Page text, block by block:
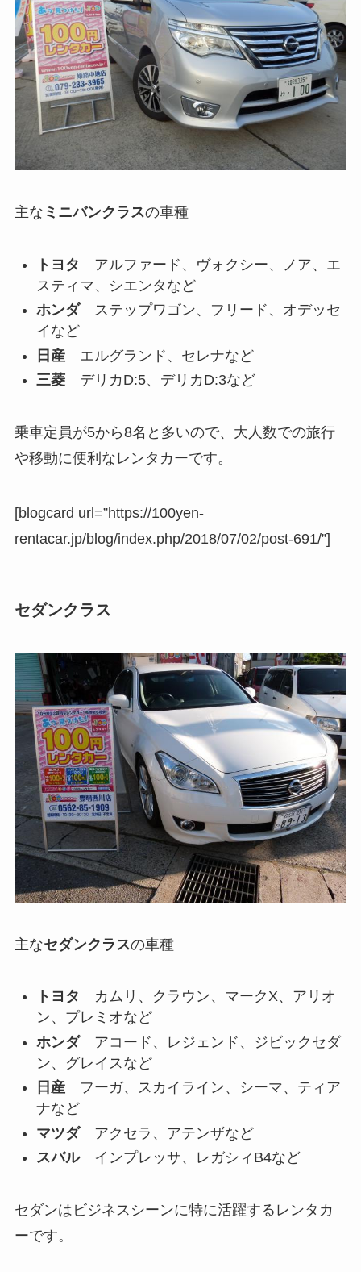
主な ミニバンクラスの車種
トヨタ アルファード、ヴォクシー、ノア、エ
スティマ、シエンタなど
ホンダステップワゴン、フリード、オデッセ
イなど
日産エルグランド、セレナなど
三菱デリカD:5、デリカD:3など
乗車定員が5から8名と多いので、大人数での旅行
や移動に便利なレンタカーです。
[blogcard url=”https://100yen-
rentacar.jp/blog/index.php/2018/07/02/post-691/”]
セダンクラス
主なセダンクラスの車種
トヨタ カムリ、クラウン、マークX、アリオ
ン、プレミオなど
ホンダアコード、レジェンド、ジビックセダ
ン、グレイスなど
日産フーガ、スカイライン、シーマ、ティア
ナなど
マツダアクセラ、アテンザなど
スバルインプレッサ、レガシィB4など
セダンはビジネスシーンに特に活躍するレンタカ
ーです。